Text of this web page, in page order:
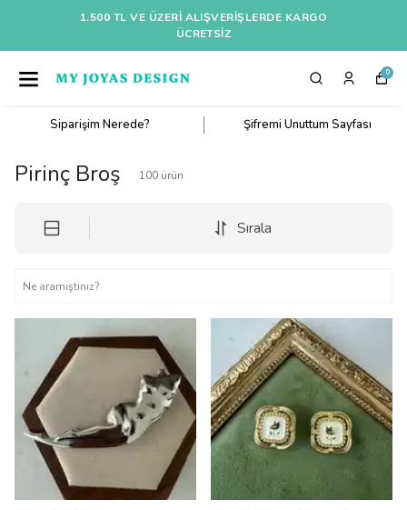
1.500 TL VE ÜZERI ALIŞVERIŞLERDE KARGO
ÜCRETSİZ
0
Siparişim Nerede? Şifremi Unuttum Sayfası
Pirinç Broş 100 ürün
Sırala